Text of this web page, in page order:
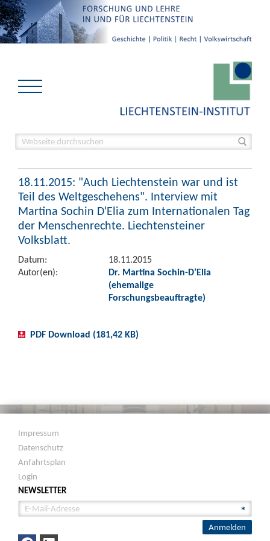
18.11.2015: "Auch Liechtenstein war und ist
Teil des Weltgeschehens". Interview mit
Martina Sochin D'Elia zum Internationalen Tag
der Menschenrechte. Liechtensteiner
Volksblatt.
Datum:
18.11.2015
Autor(en):
Dr. Martina Sochin-D’Elia
(ehemalige
Forschungsbeauftragte)
PDF Download (181,42 KB)
Impressum
Datenschutz
Anfahrtsplan
Login
NEWSLETTER